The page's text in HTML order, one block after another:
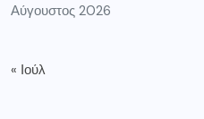
Αύγουστος 2026
« Ιούλ